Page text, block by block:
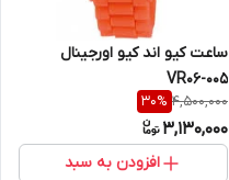
ساعت کیو اند کیو اورجینال
VR06-005
4,500,000
30%
3,130,000
افزودن به سبد